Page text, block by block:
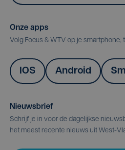
Onze apps
Volg Focus & WTV op je smartphone,
IOS Android
Nieuwsbrief
Schrijf je in voor de dagelijkse
het meest recente nieuws uit West-